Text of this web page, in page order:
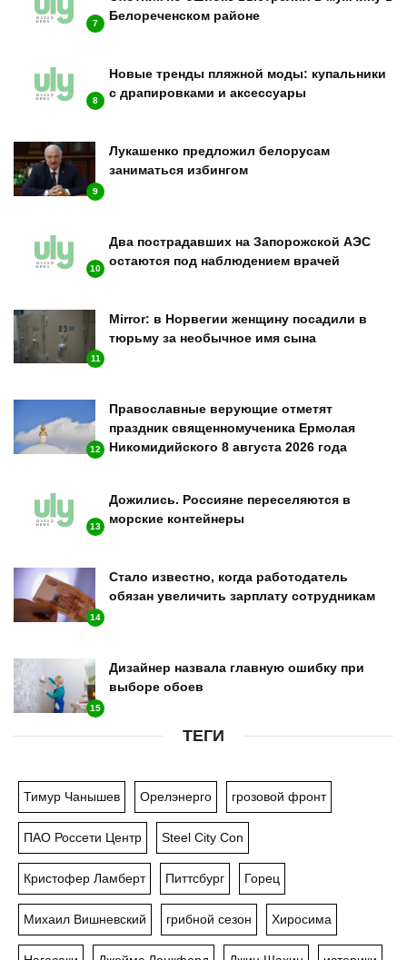
7
Белореченском районе
8
Новые тренды пляжной моды: купальники
с драпировками и аксессуары
9
Лукашенко предложил белорусам
заниматься избингом
10
Два пострадавших на Запорожской АЭС
остаются под наблюдением врачей
11
Mirror: в Норвегии женщину посадили в
тюрьму за необычное имя сына
12
Православные верующие отметят
праздник священномученика Ермолая
Никомидийского 8 августа 2026 года
13
Дожились. Россияне переселяются в
морские контейнеры
14
Стало известно, когда работодатель
обязан увеличить зарплату сотрудникам
15
Дизайнер назвала главную ошибку при
выборе обоев
ТЕГИ
Тимур Чанышев Орелэнерго грозовой фронт
ПАО Россети Центр Steel City Con
Кристофер Ламберт Питтсбург Горец
Михаил Вишневский грибной сезон Хиросима